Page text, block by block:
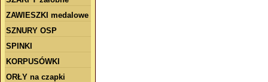
ZAWIESZKI medalowe
SZNURY OSP
SPINKI
KORPUSÓWKI
ORŁY na czapki